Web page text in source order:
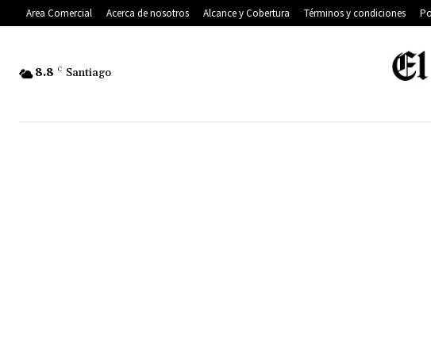
Area Comercial Acerca de nosotros Alcance y Cobertura Términos y condiciones
8.8 C Santiago